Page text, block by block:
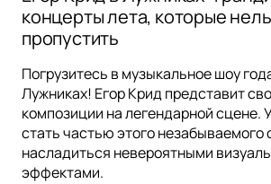
концерты лета, которые
пропустить
Погрузитесь в музыкальное шоу
Лужниках! Егор Крид представит
композиции на легендарной сцене.
стать частью этого незабываемого
насладиться невероятными
эффектами.